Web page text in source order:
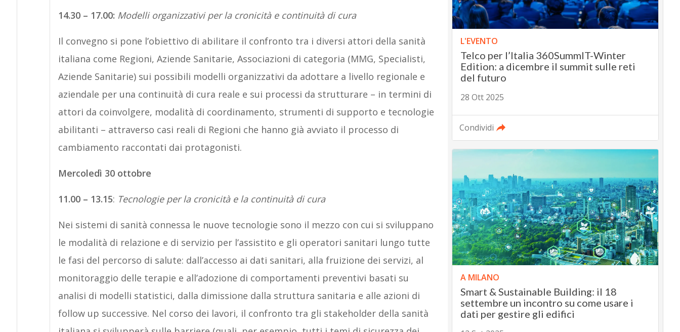
14.30 – 17.00: Modelli organizzativi per la cronicità e continuità di cura
Il convegno si pone l’obiettivo di abilitare il confronto tra i diversi attori della sanità
italiana come Regioni, Aziende Sanitarie, Associazioni di categoria (MMG, Specialisti,
Aziende Sanitarie) sui possibili modelli organizzativi da adottare a livello regionale e
aziendale per una continuità di cura reale e sui processi da strutturare – in termini di
attori da coinvolgere, modalità di coordinamento, strumenti di supporto e tecnologie
abilitanti – attraverso casi reali di Regioni che hanno già avviato il processo di
cambiamento raccontati dai protagonisti.
Mercoledì 30 ottobre
11.00 – 13.15: Tecnologie per la cronicità e la continuità di cura
Nei sistemi di sanità connessa le nuove tecnologie sono il mezzo con cui si sviluppano
le modalità di relazione e di servizio per l’assistito e gli operatori sanitari lungo tutte
le fasi del percorso di salute: dall’accesso ai dati sanitari, alla fruizione dei servizi, al
monitoraggio delle terapie e all’adozione di comportamenti preventivi basati su
analisi di modelli statistici, dalla dimissione dalla struttura sanitaria e alle azioni di
follow up successive. Nel corso dei lavori, il confronto tra gli stakeholder della sanità
L'EVENTO
Telco per l’Italia 360SummIT-Winter
Edition: a dicembre il summit sulle reti
del futuro
28 Ott 2025
Condividi
A MILANO
Smart & Sustainable Building: il 18
settembre un incontro su come usare i
dati per gestire gli edifici